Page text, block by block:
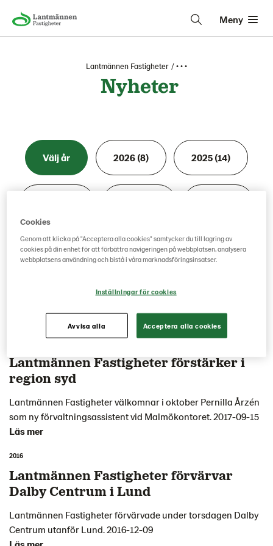
Meny
Lantmännen Fastigheter • • •
Nyheter
Välj år 2026 (8) 2025 (14)
2021 (7) 2020 (4) 2019 (9)
2017 (11)
Nollställ val
Lantmännen Fastigheter förstärker i
region syd
Lantmännen Fastigheter välkomnar i oktober Pernilla Årzén
som ny förvaltningsassistent vid Malmökontoret. 2017-09-15
Läs mer
2016
Lantmännen Fastigheter förvärvar
Dalby Centrum i Lund
Lantmännen Fastigheter förvärvade under torsdagen Dalby
Centrum utanför Lund. 2016-12-09
Cookies
Genom att klicka på "Acceptera alla cookies" samtycker du till lagring av
cookies på din enhet för att förbättra navigeringen på webbplatsen, analysera
webbplatsens användning och bistå i våra marknadsföringsinsatser.
Inställningar för cookies
Avvisa alla Acceptera alla cookies